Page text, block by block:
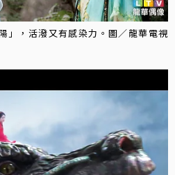
」，活潑又有感染力。圖／龍華電視